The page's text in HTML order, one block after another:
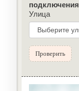
подключения
Улица
Проверить